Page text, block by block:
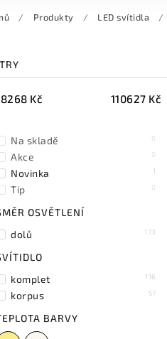
/ Produkty / LED svítidla /
Kč 110627 Kč
Na skladě 0
Akce 0
Novinka 1
Tip 0
OSVĚTLENÍ
dolů
173
komplet
116
korpus 57
BARVY